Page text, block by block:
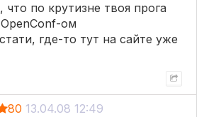
по крутизне твоя прога
ом
где-то тут на сайте уже
80 13.04.08 12:49